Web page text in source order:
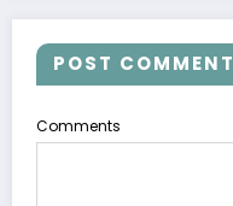
POST COMMENT
Comments